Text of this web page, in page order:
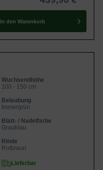
In den Warenkorb
Wuchsendhöhe
100 - 150 cm
Belaubung
Immergrün
Blatt- / Nadelfarbe
Graublau
Rinde
Rotbraun
Lieferbar